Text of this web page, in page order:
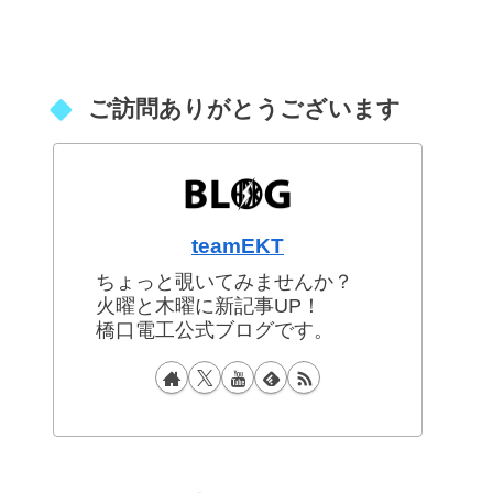
ご訪問ありがとうございます
teamEKT
ちょっと覗いてみませんか？
火曜と木曜に新記事UP！
橋口電工公式ブログです。